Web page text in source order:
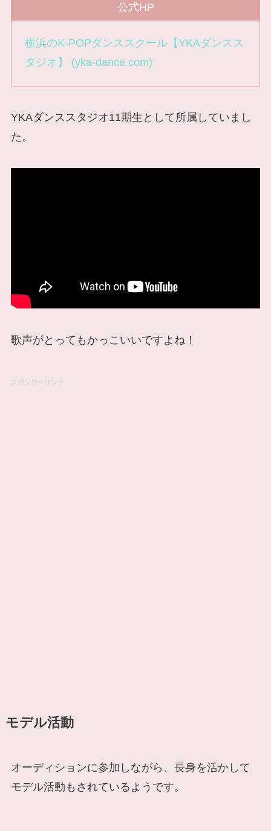
公式HP
横浜のK-POPダンススクール【YKAダンスス
タジオ】 (yka-dance.com)
YKAダンススタジオ11期生として所属していまし
た。
歌声がとってもかっこいいですよね！
スポンサーリンク
モデル活動
オーディションに参加しながら、長身を活かして
モデル活動もされているようです。